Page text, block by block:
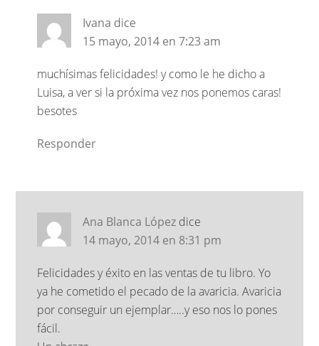
Ivana dice
15 mayo, 2014 en 7:23 am
muchísimas felicidades! y como le he dicho a
Luisa, a ver si la próxima vez nos ponemos caras!
besotes
Responder
Ana Blanca López dice
14 mayo, 2014 en 8:31 pm
Felicidades y éxito en las ventas de tu libro. Yo
ya he cometido el pecado de la avaricia. Avaricia
por conseguir un ejemplar…..y eso nos lo pones
fácil.